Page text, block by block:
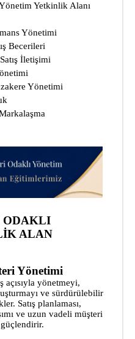
Yetkinlik Alanı
Yönetimi
Becerileri
İletişimi
Yönetimi
ODAKLI
ALAN
Yönetimi
açısıyla yönetmeyi,
ve sürdürülebilir
Satış planlaması,
ve uzun vadeli müşteri